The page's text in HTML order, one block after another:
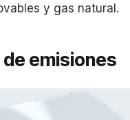
y gas natural.
emisiones